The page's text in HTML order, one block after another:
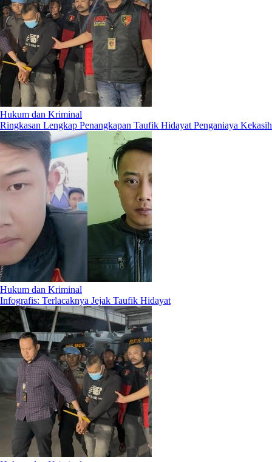
Hukum dan Kriminal
Ringkasan Lengkap Penangkapan Taufik Hidayat Penganiaya Kekasih
Hukum dan Kriminal
Infografis: Terlacaknya Jejak Taufik Hidayat